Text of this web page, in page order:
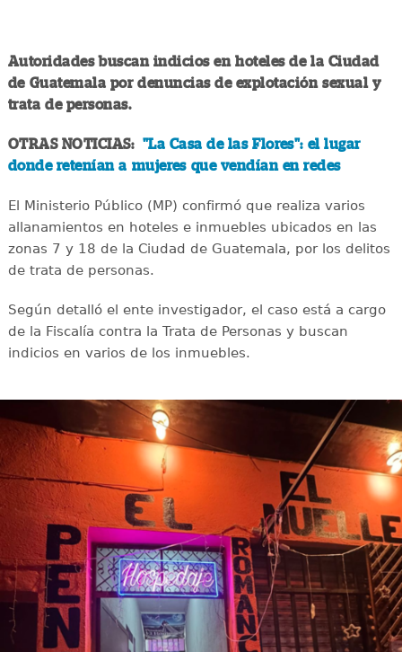
Autoridades buscan indicios en hoteles de la Ciudad
de Guatemala por denuncias de explotación sexual y
trata de personas.
OTRAS NOTICIAS: "La Casa de las Flores": el lugar
donde retenían a mujeres que vendían en redes
El Ministerio Público (MP) confirmó que realiza varios
allanamientos en hoteles e inmuebles ubicados en las
zonas 7 y 18 de la Ciudad de Guatemala, por los delitos
de trata de personas.
Según detalló el ente investigador, el caso está a cargo
de la Fiscalía contra la Trata de Personas y buscan
indicios en varios de los inmuebles.